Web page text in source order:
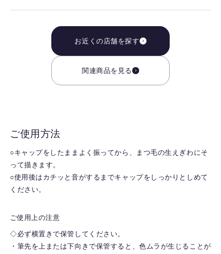
お近くの店舗を探す
関連商品を見る
ご使用方法
○キャップをしたままよく振ってから、まつ毛の生えぎわにそ
って描きます。
○使用後はカチッと音がするまでキャップをしっかりとしめて
ください。
ご使用上の注意
◇必ず横置きで保管してください。
・筆先を上または下向きで保管すると、色ムラが生じることが